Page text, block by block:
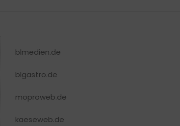
blmedien.de
blgastro.de
moproweb.de
kaeseweb.de